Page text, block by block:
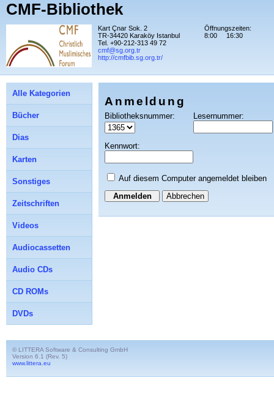
CMF-Bibliothek
Kart Çnar Sok. 2
TR-34420 Karaköy Istanbul
Tel. +90-212-313 49 72
cmf@sg.org.tr
http://cmfbib.sg.org.tr/
Öffnungszeiten:
8:00
16:30
Anmeldung
Bibliotheksnummer: Lesernummer:
Kennwort:
Auf diesem Computer angemeldet bleiben
Abbrechen
Alle Kategorien
Bücher
Dias
Karten
Sonstiges
Zeitschriften
Videos
Audiocassetten
Audio CDs
CD ROMs
DVDs
© LITTERA Software & Consulting GmbH
Version 6.1 (Rev. 5)
www.littera.eu